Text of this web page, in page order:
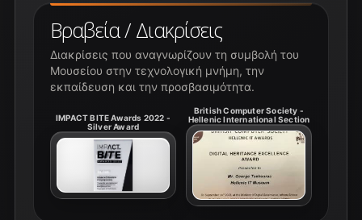
Βραβεία / Διακρίσεις
Διακρίσεις που αναγνωρίζουν τη συμβολή του
Μουσείου στην τεχνολογική μνήμη, την
εκπαίδευση και την προσβασιμότητα.
IMPACT BITE Awards 2022 -
Silver Award
British Computer Society -
Hellenic International Section